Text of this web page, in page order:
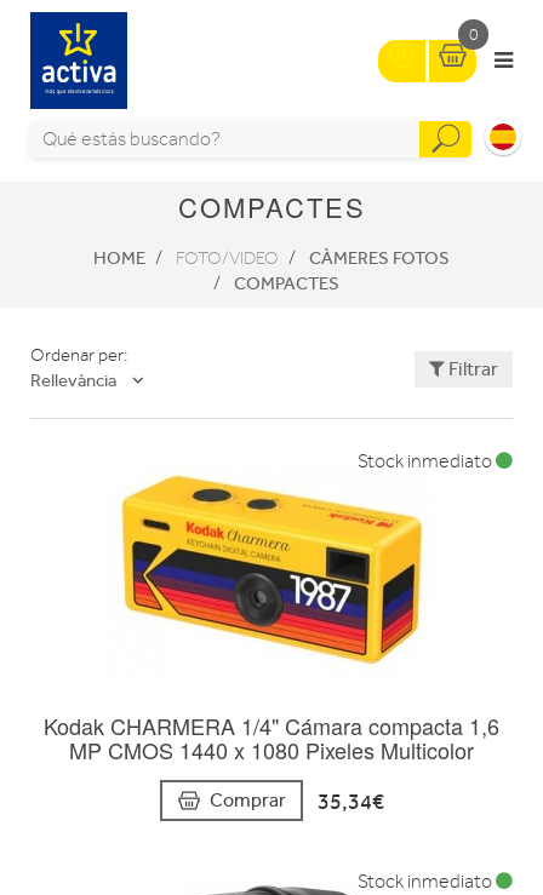
0
COMPACTES
HOME FOTO/VIDEO
CÀMERES FOTOS
COMPACTES
Ordenar per:
Rellevància
Filtrar
Kodak CHARMERA 1/4" Cámara compacta 1,6
MP CMOS 1440 x 1080 Pixeles Multicolor
Comprar 35,34€
Stock inmediato
Stock inmediato